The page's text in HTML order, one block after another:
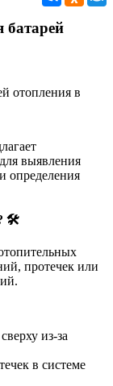
батарей
выявления
определения
🛠
протечек или
из-за
в системе